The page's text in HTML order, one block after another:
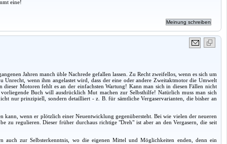
eine!
Jahren manch üble Nachrede gefallen lassen. Zu Recht zweifellos, wenn es sich um
wenn ihm angelastet wird, dass der eine oder andere Zweitaktmotor die Umwelt
Motoren fehlt es an der einfachsten Wartung! Kann man sich in diesen Fällen nicht
Buch will ausdrücklich Mut machen zur Selbsthilfe! Natürlich muss man sich
nur prinzipiell, sondern detailliert - z. B. für sämtliche Vergaservarianten, die bisher an
kann, wenn er plötzlich einer Neuentwicklung gegenübersteht. Bei wie vielen der neueren
zu regulieren. Dieser früher durchaus richtige "Dreh" ist aber an den Vergasern, die seit
zur Selbsterkenntnis, wo die eigenen Mittel und Möglichkeiten enden, denn ein